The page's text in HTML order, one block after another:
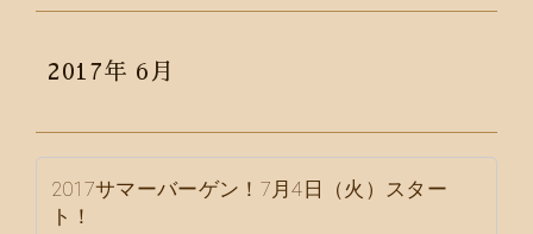
2017年 6月
2017サマーバーゲン！7月4日（火）スター
ト！